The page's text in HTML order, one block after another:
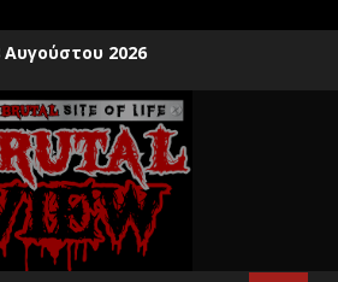
Αυγούστου 2026